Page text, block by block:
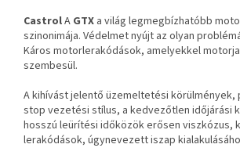
CastrolA GTX a világ legmegbízhatóbb
szinonimája. Védelmet nyújt az olyan
Káros motorlerakódások, amelyekkel
szembesül.
A kihívást jelentő üzemeltetési körülmények,
stop vezetési stílus, a kedvezőtlen időjárási
hosszú leürítési időközök erősen viszkózus,
lerakódások, úgynevezett iszap